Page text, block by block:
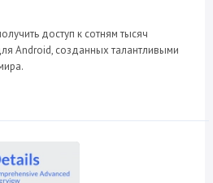
доступ к сотням тысяч
Android, созданных талантливыми